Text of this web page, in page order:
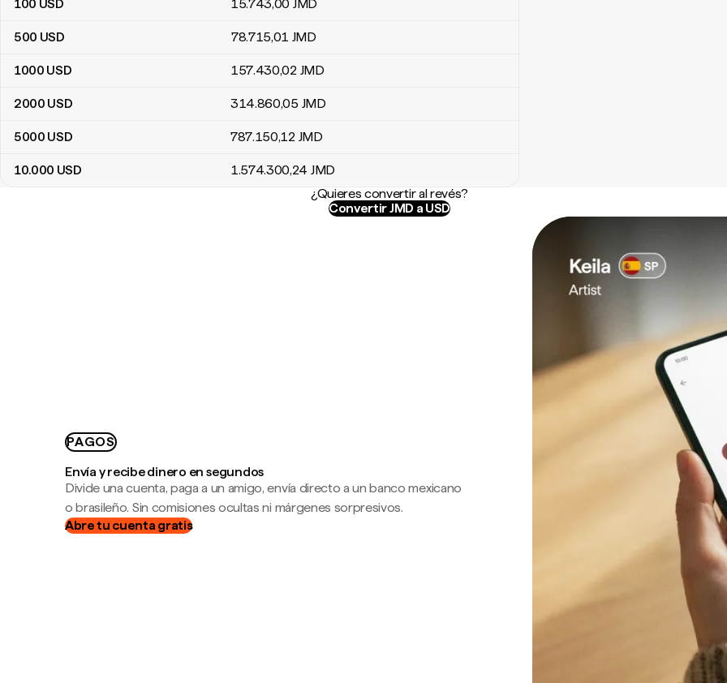
100 USD 15.743,00 JMD
500 USD 78.715,01 JMD
1000 USD 157.430,02 JMD
2000 USD 314.860,05 JMD
5000 USD 787.150,12 JMD
10.000 USD 1.574.300,24 JMD
¿Quieres convertir al revés?
Convertir JMD a USD
PAGOS
Envía y recibe dinero en segundos
Divide una cuenta, paga a un amigo, envía directo a un banco mexicano
o brasileño. Sin comisiones ocultas ni márgenes sorpresivos.
Abre tu cuenta gratis